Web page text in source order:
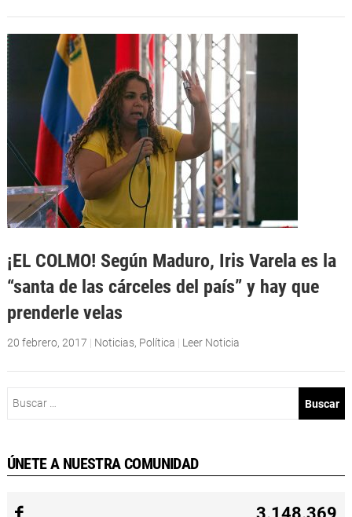
¡EL COLMO! Según Maduro, Iris Varela es la
“santa de las cárceles del país” y hay que
prenderle velas
20 febrero, 2017 | Noticias, Política | Leer Noticia
ÚNETE A NUESTRA COMUNIDAD